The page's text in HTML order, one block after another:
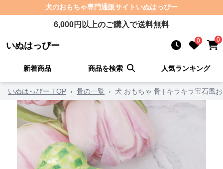
犬のおもちゃ専門通販サイト いぬはっぴー
6,000円以上のご購入で送料無料
いぬはっぴー 0 0
新着商品 商品を検索 人気ランキング
いぬはっぴー TOP › 骨の一覧 › 犬 おもちゃ 骨 | キラキラ宝石風